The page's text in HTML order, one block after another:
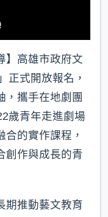
】高雄市政府文
正式開放報名，
，攜手在地劇團
歲青年走進劇場
的實作課程，
創作與成長的青
期推動藝文教育